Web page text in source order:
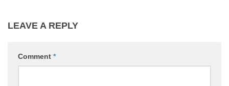
LEAVE A REPLY
Comment *